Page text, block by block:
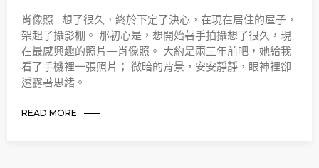
肖像照 想了很久，終於下定了決心，在現在居住的屋子，
架起了攝影棚。 那初心是，想開始著手拍攝想了很久，現
在最感興趣的照片—肖像照。 大約是兩三年前吧，她給我
看了手機裡一張照片； 微暗的背景，安安靜靜，眼神裡卻
透露著思緒。
READ MORE